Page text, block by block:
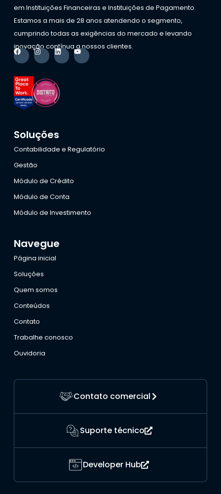
em Instituições Financeiras e Instituições de Pagamento.
Estamos a mais de 28 anos atendendo o segmento,
cumprindo todas as exigências do mercado e levando
inovação contínua a nossos clientes.
Soluções
Contabilidade e Regulatório
Gestão
Módulo de Crédito
Módulo de Conta
Módulo de Investimento
Navegue
Página inicial
Soluções
Quem somos
Conteúdos
Contato
Trabalhe conosco
Ouvidoria
Contato comercial
Suporte técnico
Developer Hub